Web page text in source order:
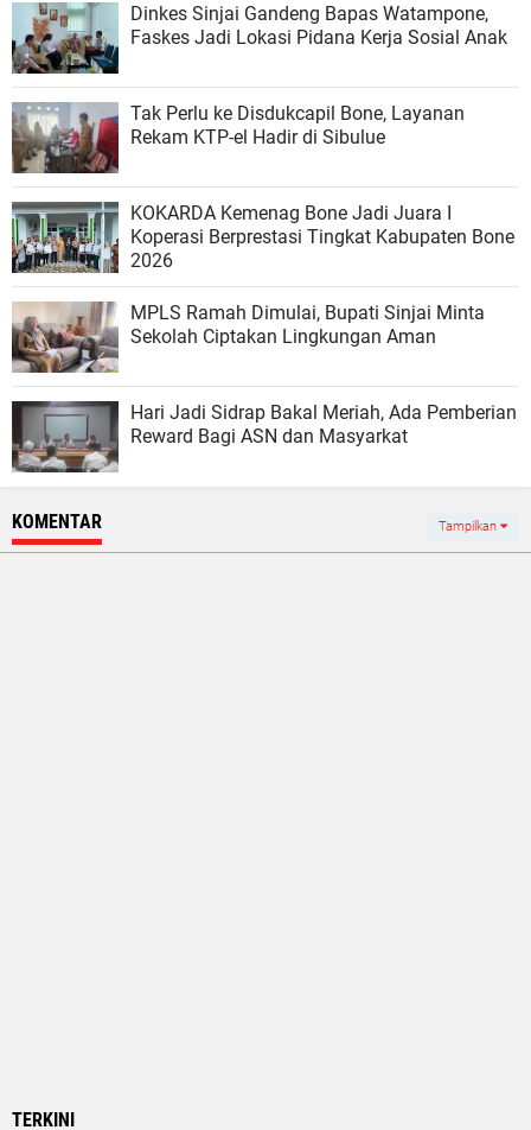
Dinkes Sinjai Gandeng Bapas Watampone,
Faskes Jadi Lokasi Pidana Kerja Sosial Anak
Tak Perlu ke Disdukcapil Bone, Layanan
Rekam KTP-el Hadir di Sibulue
KOKARDA Kemenag Bone Jadi Juara I
Koperasi Berprestasi Tingkat Kabupaten Bone
2026
MPLS Ramah Dimulai, Bupati Sinjai Minta
Sekolah Ciptakan Lingkungan Aman
Hari Jadi Sidrap Bakal Meriah, Ada Pemberian
Reward Bagi ASN dan Masyarkat
KOMENTAR Tampilkan
TERKINI